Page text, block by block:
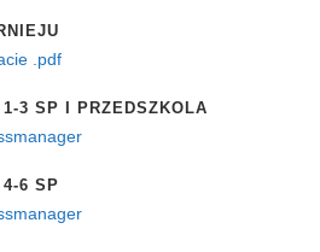
.pdf
3 SP I PRZEDSZKOLA
6 SP